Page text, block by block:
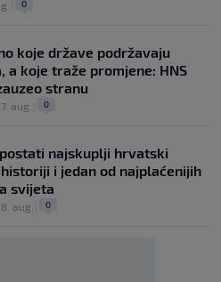
0
koje države podržavaju
a koje traže promjene: HNS
stranu
7. aug. 0
najskuplji hrvatski
i jedan od najplaćenijih
svijeta
8. aug. 0